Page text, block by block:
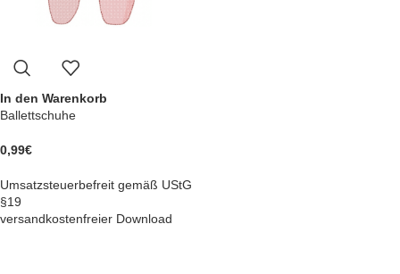
In den Warenkorb
Ballettschuhe
0,99€
Umsatzsteuerbefreit gemäß UStG
§19
versandkostenfreier Download